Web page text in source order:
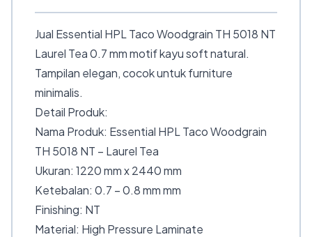
Jual Essential HPL Taco Woodgrain TH 5018 NT
Laurel Tea 0.7 mm motif kayu soft natural.
Tampilan elegan, cocok untuk furniture
minimalis.
Detail Produk:
Nama Produk: Essential HPL Taco Woodgrain
TH 5018 NT – Laurel Tea
Ukuran: 1220 mm x 2440 mm
Ketebalan: 0.7 – 0.8 mm mm
Finishing: NT
Material: High Pressure Laminate